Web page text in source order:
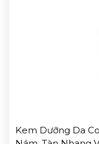
Kem Dưỡng Da